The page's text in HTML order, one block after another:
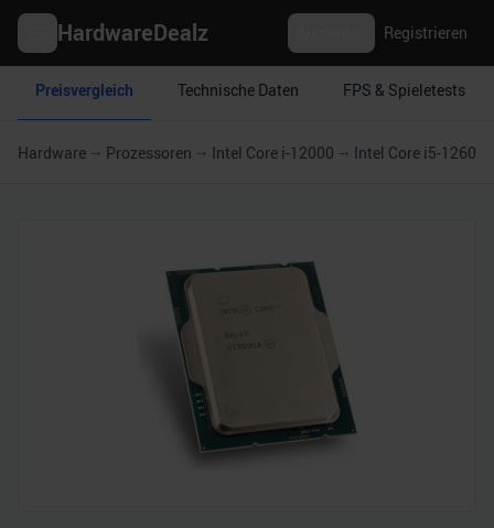
HardwareDealz Registrieren
Preisvergleich Technische Daten FPS & Spieletests
Hardware Prozessoren Intel Core i-12000 Intel Core i5-